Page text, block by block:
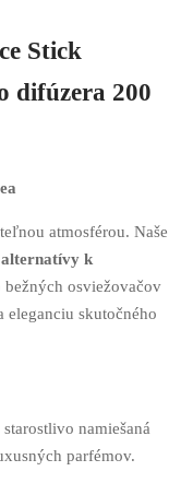
Stick
difúzera 200
atmosférou. Naše
k
bežných osviežovačov
skutočného
namiešaná
parfémov.